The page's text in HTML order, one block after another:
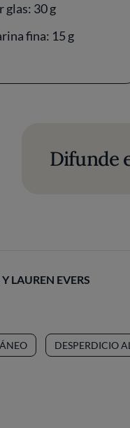
glas: 30 g
fina: 15 g
Difunde
LAUREN EVERS
DESPERDICIO